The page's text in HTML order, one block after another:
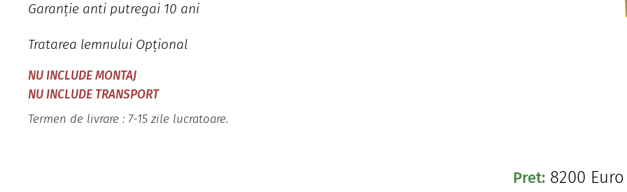
Garanție anti putregai 10 ani
Tratarea lemnului Opțional
NU INCLUDE MONTAJ
NU INCLUDE TRANSPORT
Termen de livrare : 7-15 zile lucratoare.
Pret: 8200 Euro